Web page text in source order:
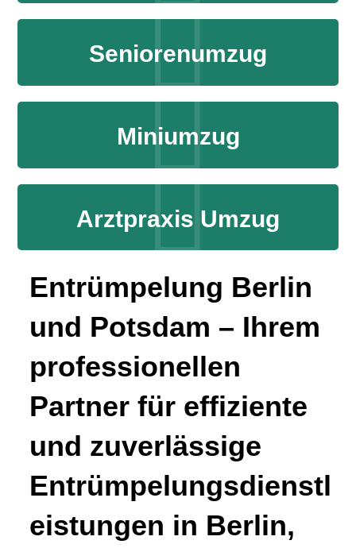
Seniorenumzug
Miniumzug
Arztpraxis Umzug
Entrümpelung Berlin
und Potsdam – Ihrem
professionellen
Partner für effiziente
und zuverlässige
Entrümpelungsdienstl
eistungen in Berlin,